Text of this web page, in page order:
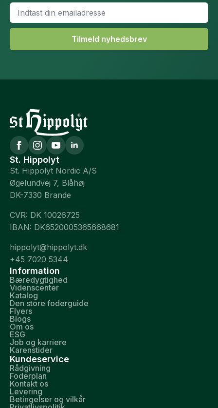
Email
Tilmeld nyhedsbrev
St. Hippolyt
St. Hippolyt Nordic A/S
Øgelundvej 7, Blåhøj
DK-7330 Brande
CVR: DK 10026725
IBAN: DK6520005365668681
hippolyt@hippolyt.dk
+45 7020 5344
Information
Bæredygtighed
Videnscenter
Katalog
Den store foderguide
Flyers
Blogs
Om os
ESG
Job og karriere
Karenstider
Kundeservice
Rådgivning
Foderplan
Kontakt os
Levering
Betingelser og vilkår